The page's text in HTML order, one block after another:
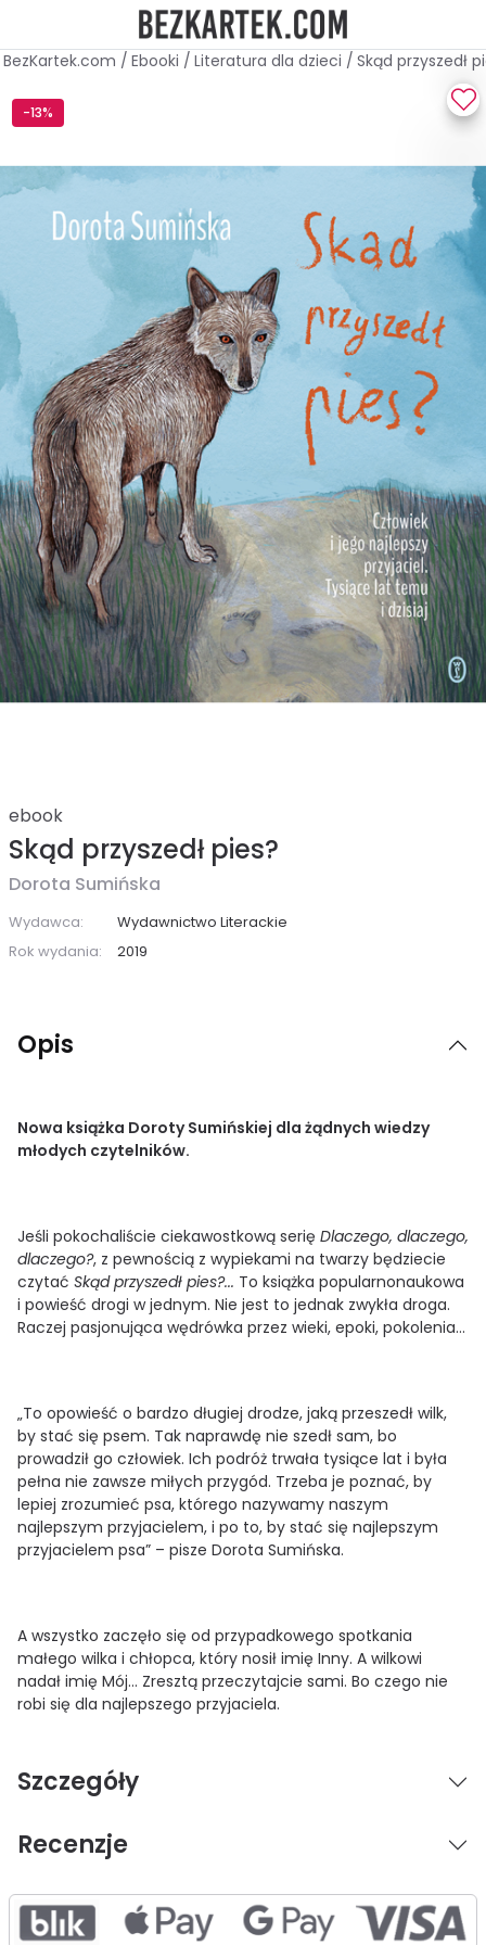
BezKartek.com / Ebooki / Literatura dla dzieci / Skąd przyszedł
-13%
ebook
Skąd przyszedł pies?
Dorota Sumińska
Wydawca:
Wydawnictwo Literackie
Rok wydania:
2019
Opis
Nowa książka Doroty Sumińskiej dla żądnych wiedzy
młodych czytelników.
Jeśli pokochaliście ciekawostkową serię Dlaczego, dlaczego,
dlaczego?, z pewnością z wypiekami na twarzy będziecie
czytać Skąd przyszedł pies?... To książka popularnonaukowa
i powieść drogi w jednym. Nie jest to jednak zwykła droga.
Raczej pasjonująca wędrówka przez wieki, epoki, pokolenia…
„To opowieść o bardzo długiej drodze, jaką przeszedł wilk,
by stać się psem. Tak naprawdę nie szedł sam, bo
prowadził go człowiek. Ich podróż trwała tysiące lat i była
pełna nie zawsze miłych przygód. Trzeba je poznać, by
lepiej zrozumieć psa, którego nazywamy naszym
najlepszym przyjacielem, i po to, by stać się najlepszym
przyjacielem psa” – pisze Dorota Sumińska.
A wszystko zaczęło się od przypadkowego spotkania
małego wilka i chłopca, który nosił imię Inny. A wilkowi
nadał imię Mój… Zresztą przeczytajcie sami. Bo czego nie
robi się dla najlepszego przyjaciela.
Szczegóły
Recenzje